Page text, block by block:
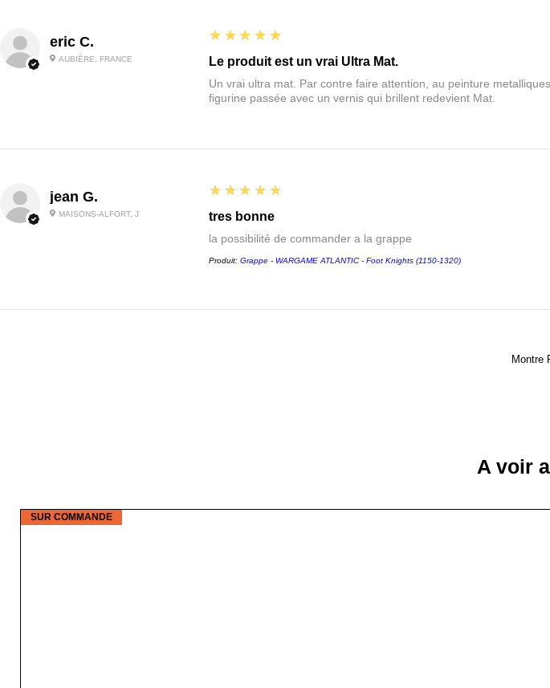
eric C.
AUBIÈRE, FRANCE
5
★★★★★
Le produit est un vrai Ultra Mat.
Un vrai ultra mat. Par contre faire attention, au peinture
figurine passée avec un vernis qui brillent redevient Mat.
jean G.
MAISONS-ALFORT, J
5
★★★★★
tres bonne
la possibilité de commander a la grappe
Produit: Grappe - WARGAME ATLANTIC - Foot Knights (1150-1320)
Montre
A voir
SUR COMMANDE